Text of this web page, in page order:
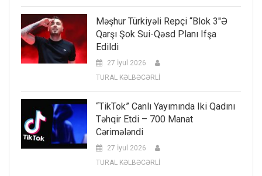
Məşhur Türkiyəli Repçi “Blok 3″ə
Qarşı Şok Sui-Qəsd Planı Ifşa
Edildi
27 İyul 2026
TURAL KƏLBƏCƏRLİ
“TikTok” Canlı Yayımında Iki Qadını
Təhqir Etdi – 700 Manat
Cərimələndi
27 İyul 2026
TURAL KƏLBƏCƏRLİ